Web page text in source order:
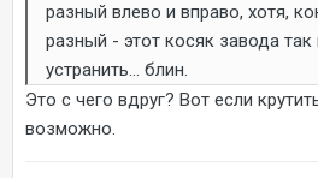
разный влево и вправо, хотя,
разный - этот косяк завода так
устранить... блин.
Это с чего вдруг? Вот если
возможно.